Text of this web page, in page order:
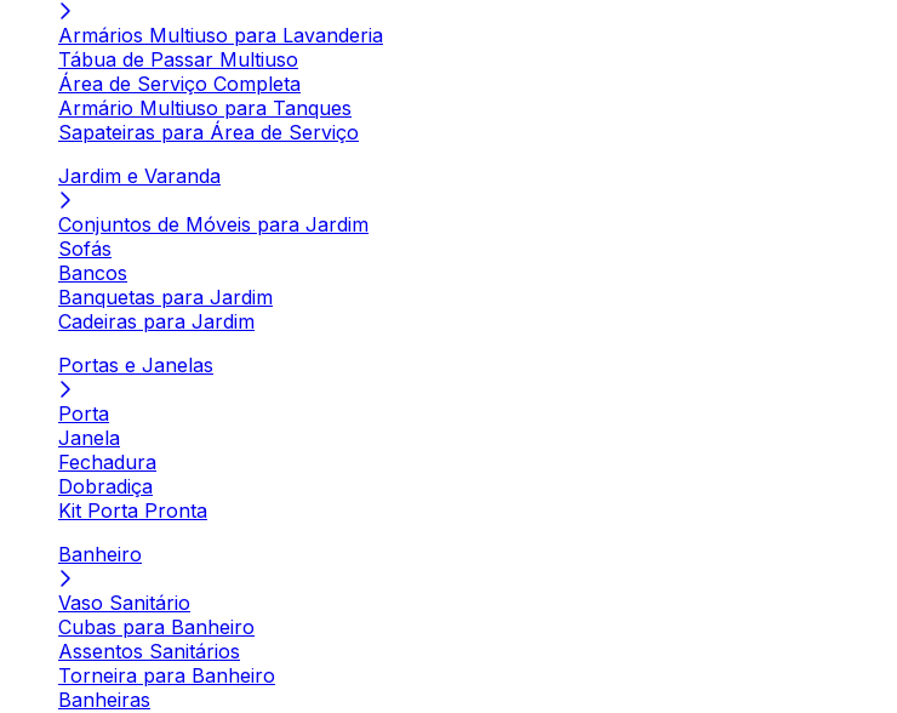
Armários Multiuso para Lavanderia
Tábua de Passar Multiuso
Área de Serviço Completa
Armário Multiuso para Tanques
Sapateiras para Área de Serviço
Jardim e Varanda
Conjuntos de Móveis para Jardim
Sofás
Bancos
Banquetas para Jardim
Cadeiras para Jardim
Portas e Janelas
Porta
Janela
Fechadura
Dobradiça
Kit Porta Pronta
Banheiro
Vaso Sanitário
Cubas para Banheiro
Assentos Sanitários
Torneira para Banheiro
Banheiras